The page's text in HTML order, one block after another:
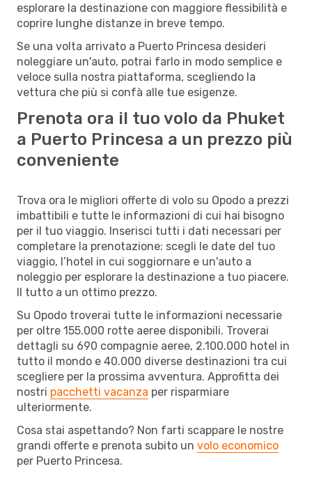
esplorare la destinazione con maggiore flessibilità e
coprire lunghe distanze in breve tempo.
Se una volta arrivato a Puerto Princesa desideri
noleggiare un'auto, potrai farlo in modo semplice e
veloce sulla nostra piattaforma, scegliendo la
vettura che più si confà alle tue esigenze.
Prenota ora il tuo volo da Phuket
a Puerto Princesa a un prezzo più
conveniente
Trova ora le migliori offerte di volo su Opodo a prezzi
imbattibili e tutte le informazioni di cui hai bisogno
per il tuo viaggio. Inserisci tutti i dati necessari per
completare la prenotazione: scegli le date del tuo
viaggio, l’hotel in cui soggiornare e un'auto a
noleggio per esplorare la destinazione a tuo piacere.
Il tutto a un ottimo prezzo.
Su Opodo troverai tutte le informazioni necessarie
per oltre 155.000 rotte aeree disponibili. Troverai
dettagli su 690 compagnie aeree, 2.100.000 hotel in
tutto il mondo e 40.000 diverse destinazioni tra cui
scegliere per la prossima avventura. Approfitta dei
nostri pacchetti vacanza per risparmiare
ulteriormente.
Cosa stai aspettando? Non farti scappare le nostre
grandi offerte e prenota subito un volo economico
per Puerto Princesa.